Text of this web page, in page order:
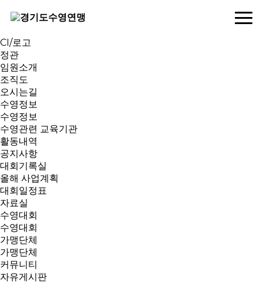
인사말
CI/로고
정관
임원소개
조직도
오시는길
수영정보
수영정보
수영관련 교육기관
활동내역
공지사항
대회기록실
올해 사업계획
대회일정표
자료실
수영대회
수영대회
가맹단체
가맹단체
커뮤니티
자유게시판